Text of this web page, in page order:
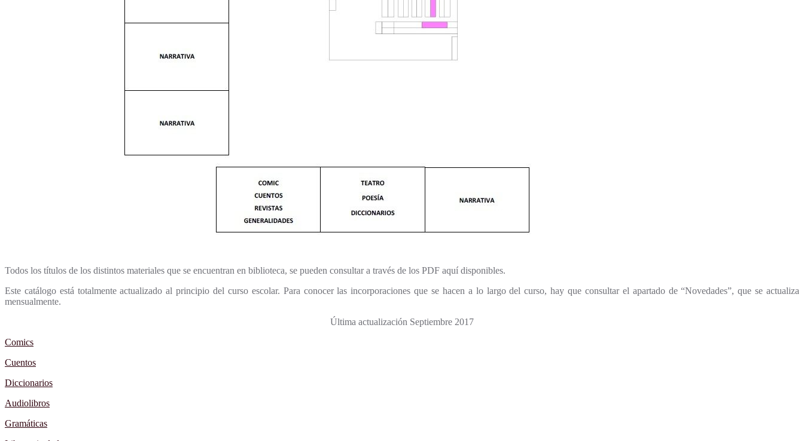
Todos los títulos de los distintos materiales que se encuentran en biblioteca, se pueden consultar a través de los PDF aquí disponibles.
Este catálogo está totalmente actualizado al principio del curso escolar. Para conocer las incorporaciones que se hacen a lo largo del curso, hay que consultar el apartado de “Novedades”, que se actualiza
mensualmente.
Última actualización Septiembre 2017
Comics
Cuentos
Diccionarios
Audiolibros
Gramáticas